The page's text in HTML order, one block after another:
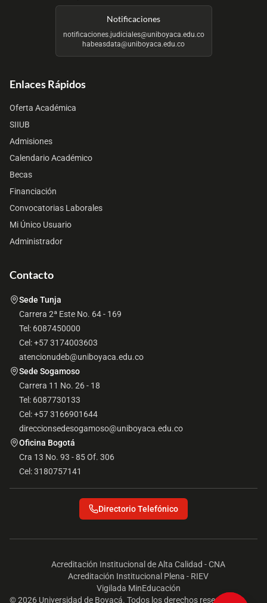
Notificaciones
notificaciones.judiciales@uniboyaca.edu.co
habeasdata@uniboyaca.edu.co
Enlaces Rápidos
Oferta Académica
SIIUB
Admisiones
Calendario Académico
Becas
Financiación
Convocatorias Laborales
Mi Único Usuario
Administrador
Contacto
Sede Tunja
Carrera 2ª Este No. 64 - 169
Tel: 6087450000
Cel: +57 3174003603
atencionudeb@uniboyaca.edu.co
Sede Sogamoso
Carrera 11 No. 26 - 18
Tel: 6087730133
Cel: +57 3166901644
direccionsedesogamoso@uniboyaca.edu.co
Oficina Bogotá
Cra 13 No. 93 - 85 Of. 306
Cel: 3180757141
Directorio Telefónico
Acreditación Institucional de Alta Calidad - CNA
Acreditación Institucional Plena - RIEV
Vigilada MinEducación
© 2026 Universidad de Boyacá. Todos los derechos reservados.